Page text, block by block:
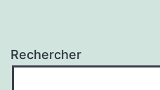
Rechercher